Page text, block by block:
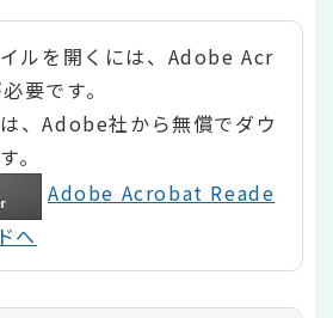
ルを開くには、Adobe Acr
要です。
、Adobe社から無償でダウ
。
Adobe Acrobat Reade
へ